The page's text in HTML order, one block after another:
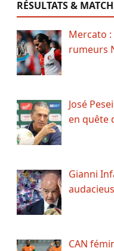
RÉSULTATS &
Mercato :
rumeurs
José
en quête
Gianni
CAN